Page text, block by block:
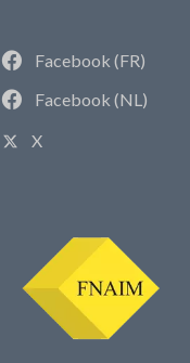
Facebook (FR)
Facebook (NL)
X